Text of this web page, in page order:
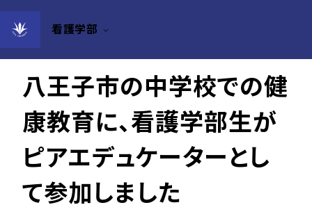
看護学部
2026年04月23日
八王子市の中学校での健
康教育に、看護学部生が
ピアエデュケーターとし
て参加しました